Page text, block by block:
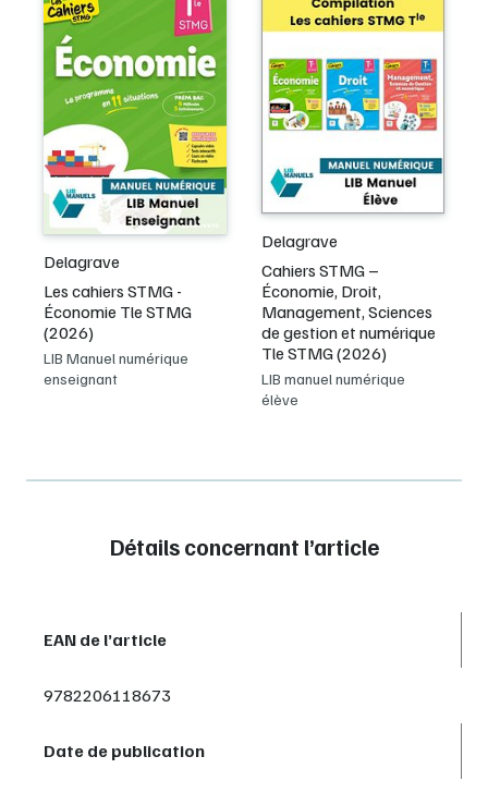
Delagrave
Les cahiers STMG -
Économie Tle STMG
(2026)
LIB Manuel numérique
enseignant
Delagrave
Cahiers STMG –
Économie, Droit,
Management, Sciences
de gestion et numérique
Tle STMG (2026)
LIB manuel numérique
élève
Détails concernant l’article
EAN de l’article
9782206118673
Date de publication